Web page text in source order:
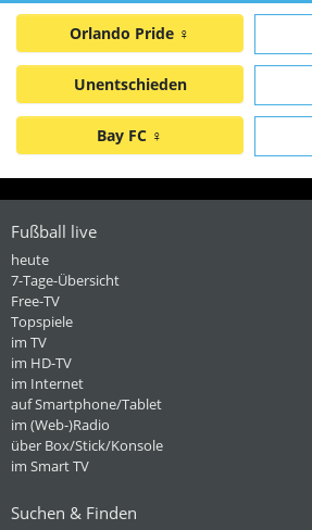
Orlando Pride ♀
Unentschieden
Bay FC ♀
Fußball live
heute
7-Tage-Übersicht
Free-TV
Topspiele
im TV
im HD-TV
im Internet
auf Smartphone/Tablet
im (Web-)Radio
über Box/Stick/Konsole
im Smart TV
Suchen & Finden